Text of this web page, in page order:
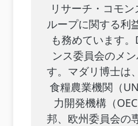
リサーチ・コモ
ループに関する利
も務めています
ンス委員会のメ
す。マダリ博士は
食糧農業機関（
力開発機構（
邦、欧州委員会の